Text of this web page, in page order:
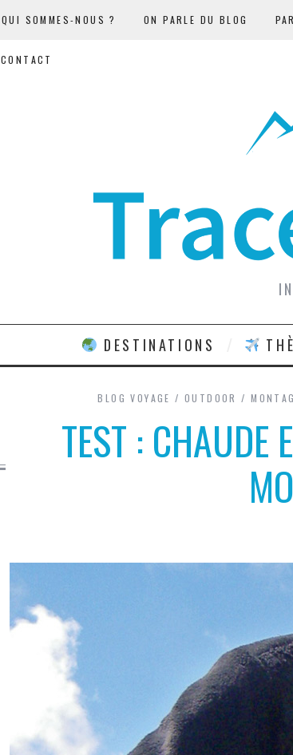
QUI SOMMES-NOUS ? ON PARLE DU BLOG
CONTACT
DESTINATIONS
BLOG VOYAGE /OUTDOOR /
TEST : CHAUDE